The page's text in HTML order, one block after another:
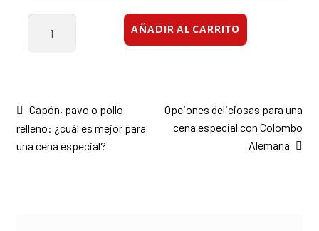
AÑADIR AL CARRITO
Navegación
de
Anterior:
Capón, pavo o pollo
relleno: ¿cuál es mejor para
una cena especial?
Siguiente:
Opciones deliciosas para una
cena especial con Colombo
Alemana